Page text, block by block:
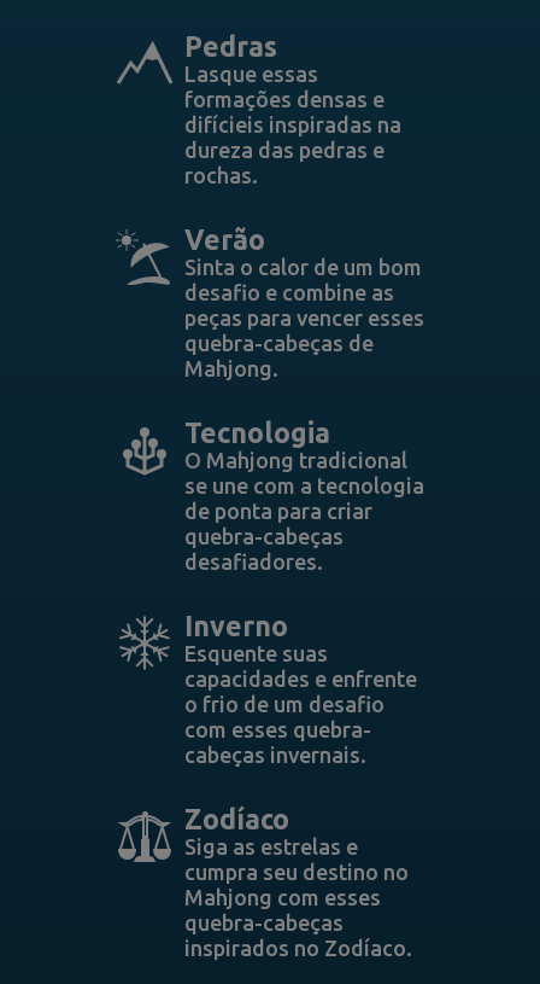
Pedras
Lasque essas
formações densas e
difícieis inspiradas na
dureza das pedras e
rochas.
Verão
Sinta o calor de um bom
desafio e combine as
peças para vencer esses
quebra-cabeças de
Mahjong.
Tecnologia
O Mahjong tradicional
se une com a tecnologia
de ponta para criar
quebra-cabeças
desafiadores.
Inverno
Esquente suas
capacidades e enfrente
o frio de um desafio
com esses quebra-
cabeças invernais.
Zodíaco
Siga as estrelas e
cumpra seu destino no
Mahjong com esses
quebra-cabeças
inspirados no Zodíaco.